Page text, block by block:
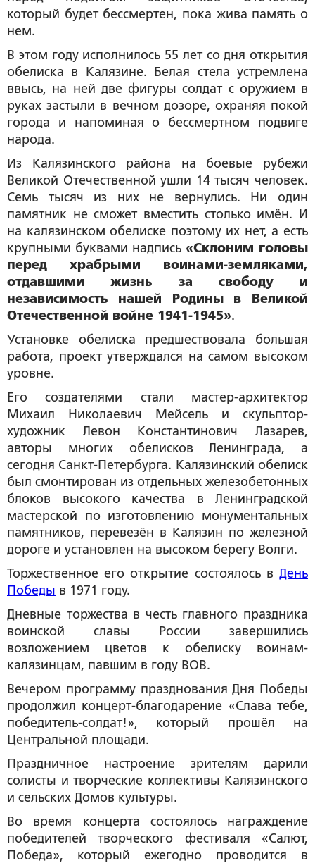
который будет бессмертен, пока жива память о
нем.
В этом году исполнилось 55 лет со дня открытия
обелиска в Калязине. Белая стела устремлена
ввысь, на ней две фигуры солдат с оружием в
руках застыли в вечном дозоре, охраняя покой
города и напоминая о бессмертном подвиге
народа.
Из Калязинского района на боевые рубежи
Великой Отечественной ушли 14 тысяч человек.
Семь тысяч из них не вернулись. Ни один
памятник не сможет вместить столько имён. И
на калязинском обелиске поэтому их нет, а есть
крупными буквами надпись «Склоним головы
перед храбрыми воинами-земляками,
отдавшими жизнь за свободу и
независимость нашей Родины в Великой
Отечественной войне 1941-1945».
Установке обелиска предшествовала большая
работа, проект утверждался на самом высоком
уровне.
Его создателями стали мастер-архитектор
Михаил Николаевич Мейсель и скульптор-
художник Левон Константинович Лазарев,
авторы многих обелисков Ленинграда, а
сегодня Санкт-Петербурга. Калязинский обелиск
был смонтирован из отдельных железобетонных
блоков высокого качества в Ленинградской
мастерской по изготовлению монументальных
памятников, перевезён в Калязин по железной
дороге и установлен на высоком берегу Волги.
Торжественное его открытие состоялось в День
Победы в 1971 году.
Дневные торжества в честь главного праздника
воинской славы России завершились
возложением цветов к обелиску воинам-
калязинцам, павшим в году ВОВ.
Вечером программу празднования Дня Победы
продолжил концерт-благодарение «Слава тебе,
победитель-солдат!», который прошёл на
Центральной площади.
Праздничное настроение зрителям дарили
солисты и творческие коллективы Калязинского
и сельских Домов культуры.
Во время концерта состоялось награждение
победителей творческого фестиваля «Салют,
Победа», который ежегодно проводится в